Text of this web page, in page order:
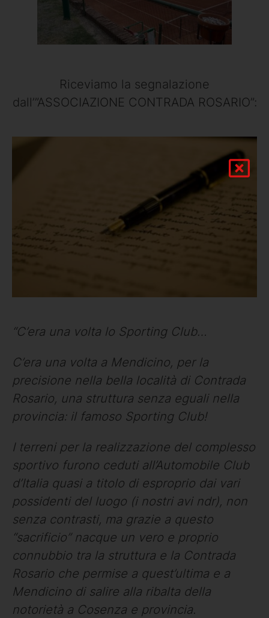
Riceviamo la segnalazione
dall’”ASSOCIAZIONE CONTRADA ROSARIO”:
“C’era una volta lo Sporting Club…
C’era una volta a Mendicino, per la
precisione nella bella località di Contrada
Rosario, una struttura senza eguali nella
provincia: il famoso Sporting Club!
I terreni per la realizzazione del complesso
sportivo furono ceduti all’Automobile Club
d’Italia quasi a titolo di esproprio dai vari
possidenti del luogo (i nostri avi ndr), non
senza contrasti, ma grazie a questo
“sacrificio” nacque un vero e proprio
connubbio tra la struttura e la Contrada
Rosario che permise a quest’ultima e a
Mendicino di salire alla ribalta della
notorietà a Cosenza e provincia.